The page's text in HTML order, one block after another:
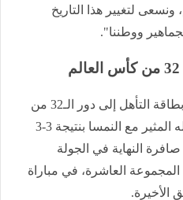
ونسعى لتغيير هذا التاريخ
ووطننا".
نجح منتخب الجزائر في حجز بطاقة التأهل إلى دور الـ32 من
كأس العالم 2026، عقب تعادله المثير مع النمسا بنتيجة 3-3
النهاية في الجولة
المجموعة العاشرة، في مباراة
الأخيرة.